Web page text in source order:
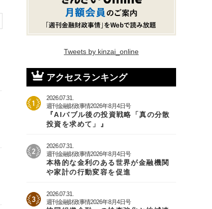
Tweets by kinzai_online
アクセスランキング
2026.07.31.
週刊金融財政事情2026年8月4日号
『AIバブル後の投資戦略「真の分散
投資を求めて」』
2026.07.31.
週刊金融財政事情2026年8月4日号
本格的な金利のある世界が金融機関
や家計の行動変容を促進
2026.07.31.
週刊金融財政事情2026年8月4日号